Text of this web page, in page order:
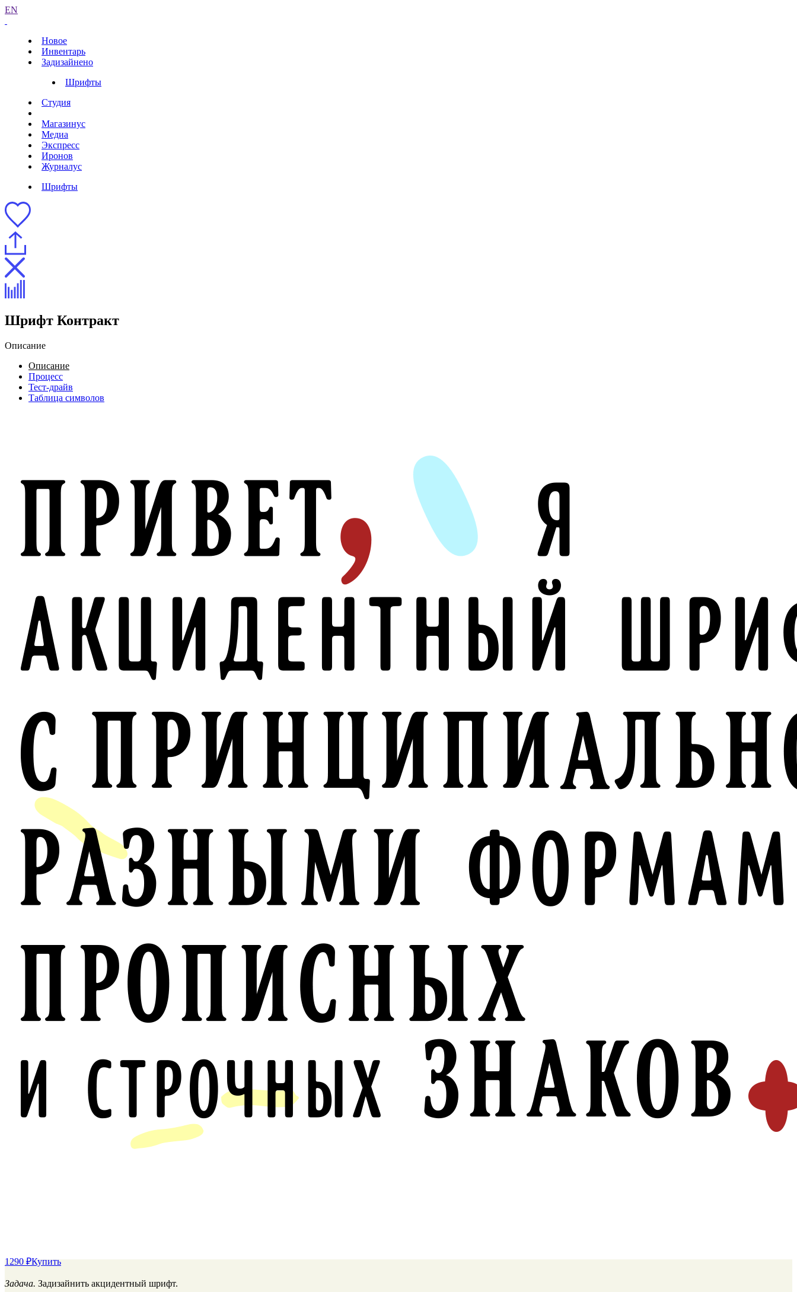
EN
Новое
Инвентарь
Задизайнено
Шрифты
Студия
Магазинус
Медиа
Экспресс
Иронов
Журналус
Шрифты
Шрифт Контракт
Описание
Описание
Процесс
Тест-драйв
Таблица символов
1290 ₽Купить
Задача. Задизайнить акцидентный шрифт.